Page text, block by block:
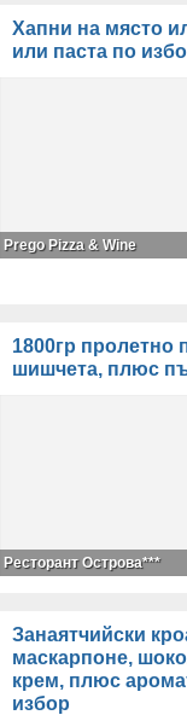
Хапни на място
или паста по
Prego Pizza & Wine
1800гр пролетно
шишчета, плюс
Ресторант Острова***
Занаятчийски
маскарпоне,
крем, плюс
избор